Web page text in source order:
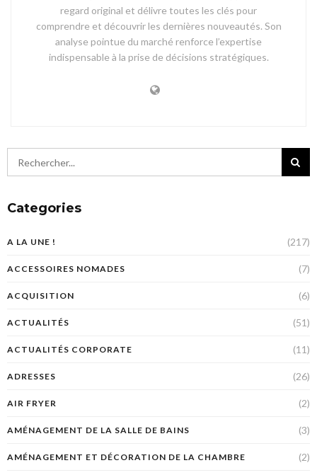
regard original et délivre toutes les clés pour
comprendre et découvrir les dernières nouveautés. Son
analyse pointue du marché renforce l’expertise
indispensable à la prise de décisions stratégiques.
Categories
A LA UNE ! (217)
ACCESSOIRES NOMADES (7)
ACQUISITION (6)
ACTUALITÉS (51)
ACTUALITÉS CORPORATE (11)
ADRESSES (26)
AIR FRYER (2)
AMÉNAGEMENT DE LA SALLE DE BAINS (3)
AMÉNAGEMENT ET DÉCORATION DE LA CHAMBRE (2)